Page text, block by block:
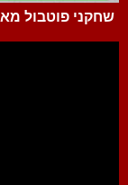
שחקני פוטבול